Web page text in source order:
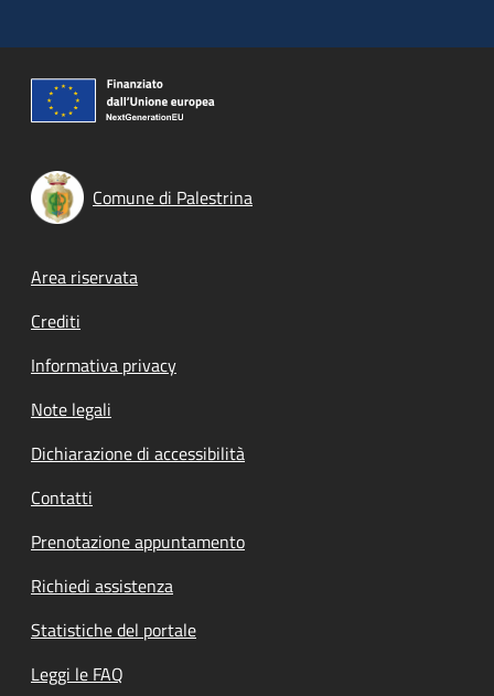
Comune di Palestrina
Footer menu
Area riservata
Crediti
Informativa privacy
Note legali
Dichiarazione di accessibilità
Contatti
Prenotazione appuntamento
Richiedi assistenza
Statistiche del portale
Leggi le FAQ